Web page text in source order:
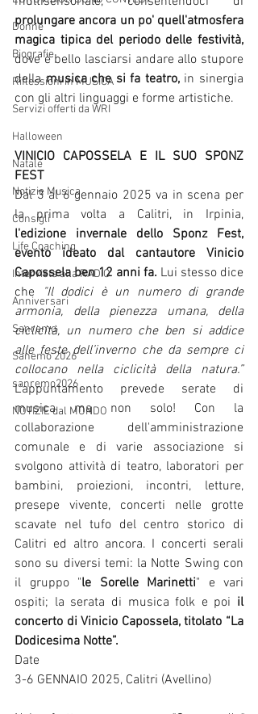
Donne
Biografie
Riflessioni in MUSICA
Servizi offerti da WRI
Halloween
Natale
Notizie Musica
Consigli
Life Coaching
Intervista alla RADIO
Anniversari
Sanremo
Sanemo 2026
sanremo2026
NOTIZIE dal MONDO
prolungare ancora un po' quell'atmosfera
magica tipica del periodo delle festività,
dove è bello lasciarsi andare allo stupore
della musica che si fa teatro, in sinergia
con gli altri linguaggi e forme artistiche.
VINICIO CAPOSSELA E IL SUO SPONZ
FEST
Dal 3 al 6 gennaio 2025 va in scena per
l'edizione invernale dello Sponz Fest,
evento ideato dal cantautore Vinicio
Capossela ben 12 anni fa. Lui stesso dice
che "Il dodici è un numero di grande
armonia, della pienezza umana, della
ciclicità, un numero che ben si addice
alle feste dell’inverno che da sempre ci
collocano nella ciclicità della natura.”
L'appuntamento prevede serate di
musica ma non solo! Con la
collaborazione dell'amministrazione
comunale e di varie associazione si
svolgono attività di teatro, laboratori per
bambini, proiezioni, incontri, letture,
presepe vivente, concerti nelle grotte
scavate nel tufo del centro storico di
Calitri ed altro ancora. I concerti serali
sono su diversi temi: la Notte Swing con
il gruppo "le Sorelle Marinetti" e vari
ospiti; la serata di musica folk e poi il
concerto di Vinicio Capossela, titolato “La
Dodicesima Notte”.
Date
3-6 GENNAIO 2025, Calitri (Avellino)